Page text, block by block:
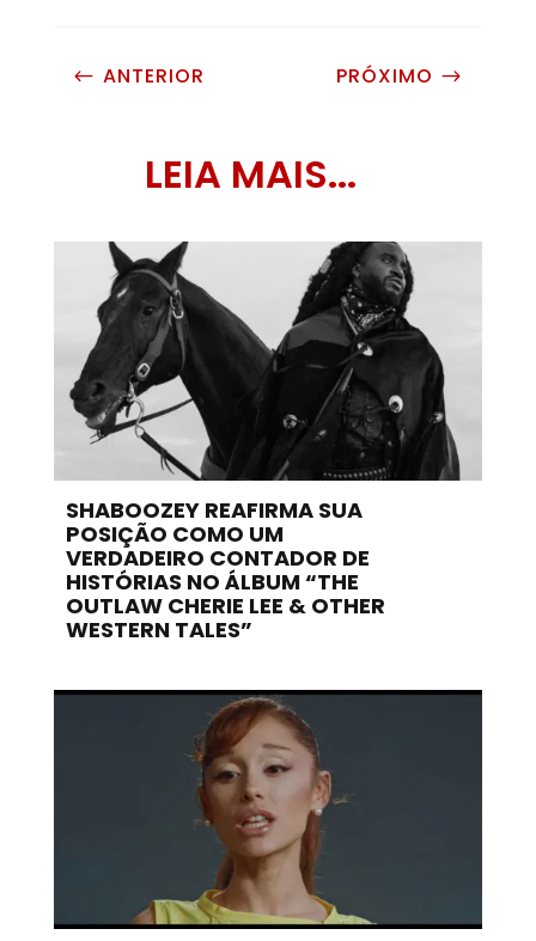
# ANTERIOR PRÓXIMO $
LEIA MAIS...
SHABOOZEY REAFIRMA SUA
POSIÇÃO COMO UM
VERDADEIRO CONTADOR DE
HISTÓRIAS NO ÁLBUM “THE
OUTLAW CHERIE LEE & OTHER
WESTERN TALES”